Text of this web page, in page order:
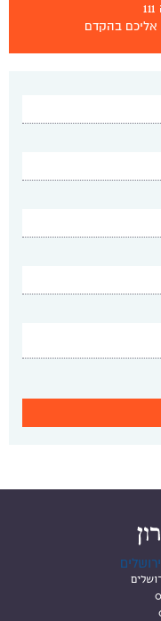
אליכם בהקדם